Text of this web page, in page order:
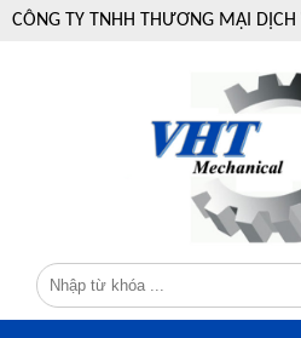
CÔNG TY TNHH THƯƠNG MẠI DỊCH